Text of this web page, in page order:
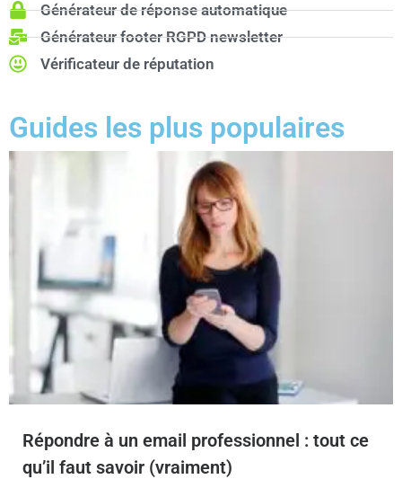
Générateur de réponse automatique
Générateur footer RGPD newsletter
Vérificateur de réputation
Guides les plus populaires
Répondre à un email professionnel : tout ce
qu’il faut savoir (vraiment)